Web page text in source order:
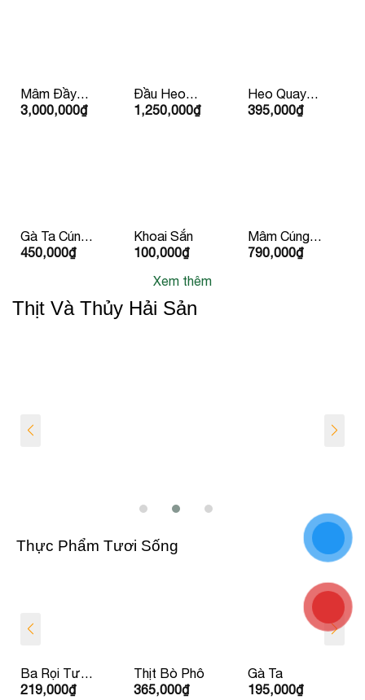
Mâm Đầy
Tháng/Thôi
3,000,000₫
Đầu Heo
Cúng
1,250,000₫
Heo Quay
Con Lớn
395,000₫
Gà Ta Cúng
Hấp Sẵn
450,000₫
Khoai Sắn
100,000₫
Mâm Cúng
Chay – Vạn
790,000₫
Xem thêm
Thịt Và Thủy Hải Sản
Thực Phẩm Tươi Sống
Ba Rọi Tươi
Ít Béo Babi
219,000₫
Thịt Bò Phô
365,000₫
Gà Ta
195,000₫